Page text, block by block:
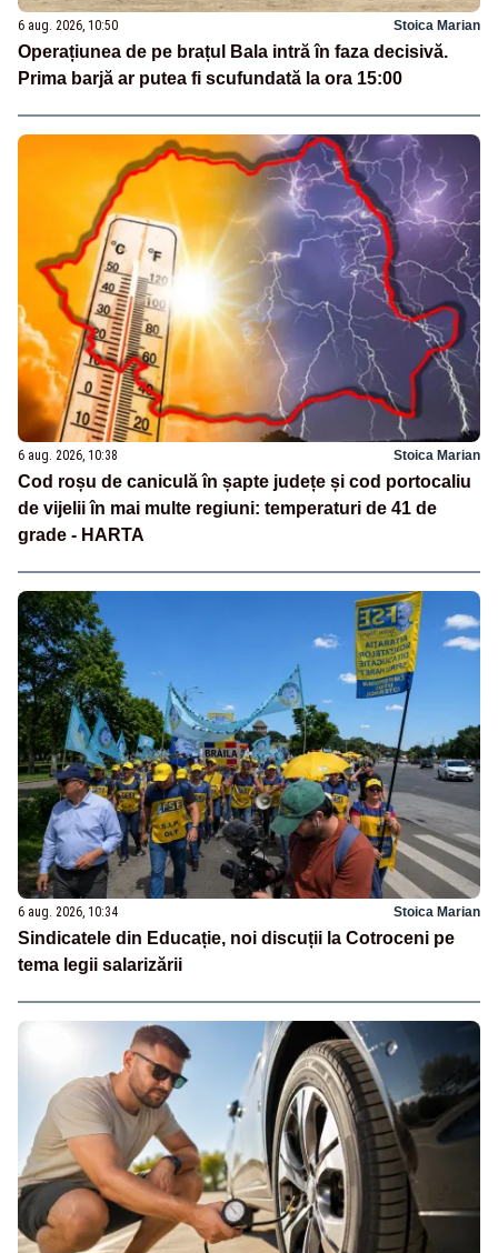
6 aug. 2026, 10:50 Stoica Marian
Operațiunea de pe brațul Bala intră în faza decisivă.
Prima barjă ar putea fi scufundată la ora 15:00
6 aug. 2026, 10:38 Stoica Marian
Cod roșu de caniculă în șapte județe și cod portocaliu
de vijelii în mai multe regiuni: temperaturi de 41 de
grade - HARTA
6 aug. 2026, 10:34 Stoica Marian
Sindicatele din Educație, noi discuții la Cotroceni pe
tema legii salarizării